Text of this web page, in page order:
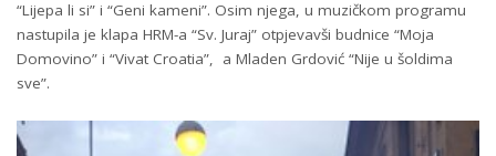
“Lijepa li si” i “Geni kameni”. Osim njega, u muzičkom programu
nastupila je klapa HRM-a “Sv. Juraj” otpjevavši budnice “Moja
Domovino” i “Vivat Croatia”, a Mladen Grdović “Nije u šoldima
sve”.